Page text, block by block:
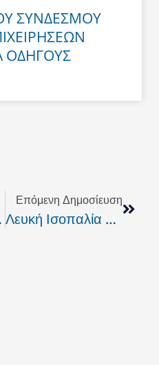
ΣΥΝΔΕΣΜΟΥ
ΟΔΗΓΟΥΣ
Επόμενη Δημοσίευση
Λευκή Ισοπαλία Στο Μεγάλο Ντέρμπι Του 1ου Γύρου! Υπόλοιπα Αποτελέσματα & Βαθμολογία.